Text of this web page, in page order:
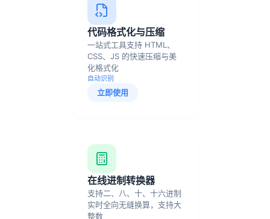
代码格式化与压缩
一站式工具支持 HTML、
CSS、JS 的快速压缩与美
化格式化
自动识别
立即使用
在线进制转换器
支持二、八、十、十六进制
实时全向无缝换算，支持大
整数